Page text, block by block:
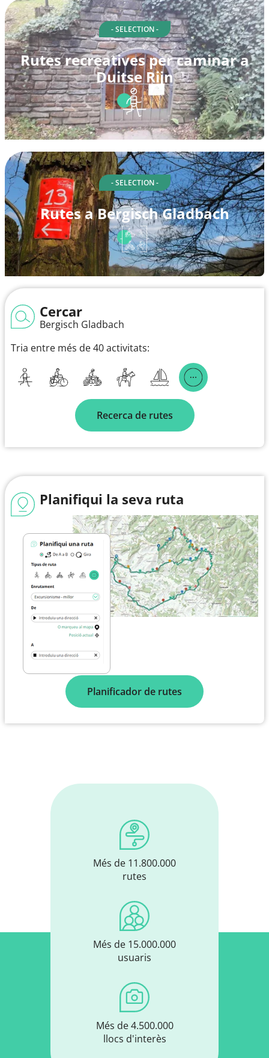
- SELECTION -
Rutes recreatives per caminar a
Duitse Rijn
- SELECTION -
Rutes a Bergisch Gladbach
Cercar
Bergisch Gladbach
Tria entre més de 40 activitats:
Recerca de rutes
Planifiqui la seva ruta
Planificador de rutes
Més de 11.800.000
rutes
Més de 15.000.000
usuaris
Més de 4.500.000
llocs d'interès